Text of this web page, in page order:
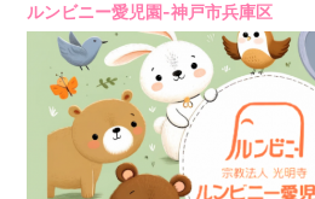
ルンビニー愛児園-神戸市兵庫区